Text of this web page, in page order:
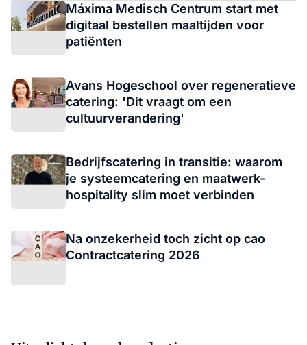
Máxima Medisch Centrum start met
digitaal bestellen maaltijden voor
patiënten
Avans Hogeschool over regeneratieve
catering: 'Dit vraagt om een
cultuurverandering'
Bedrijfscatering in transitie: waarom
je systeemcatering en maatwerk-
hospitality slim moet verbinden
Na onzekerheid toch zicht op cao
Contractcatering 2026